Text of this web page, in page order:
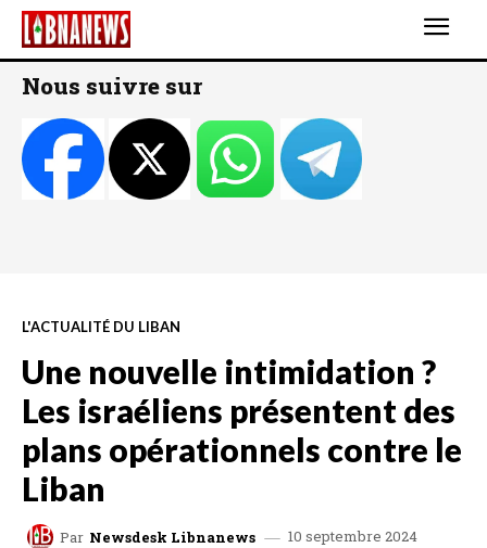
Nous suivre sur
L'ACTUALITÉ DU LIBAN
Une nouvelle intimidation ?
Les israéliens présentent des
plans opérationnels contre le
Liban
Par Newsdesk Libnanews 10 septembre 2024